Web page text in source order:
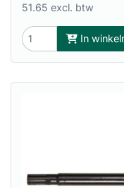
51.65 excl. btw
In